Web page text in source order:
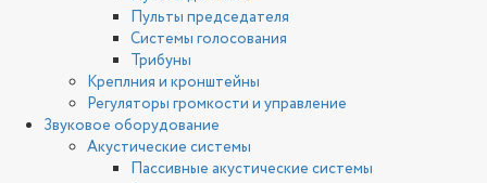
Пульты председателя
Системы голосования
Трибуны
Креплния и кронштейны
Регуляторы громкости и управление
Звуковое оборудование
Акустические системы
Пассивные акустические системы